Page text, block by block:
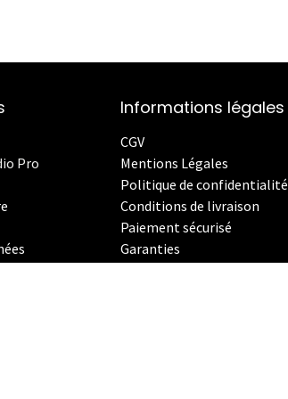
Pro
Informations légales
CGV
Mentions Légales
Politique de confidentialité
Conditions de livraison
Paiement sécurisé
Garanties